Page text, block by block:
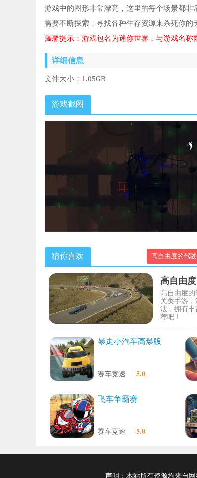
游戏中的图形非常漂亮，这里的每个场景都
需要不断探索，寻找各种生存资源来杀死你的
温馨提示：游戏包名为迷你世界，与游戏名称
详细信息
文件大小： 1.05GB
游戏截图
猜你喜欢 高自由度的驾
高自由
高自由度
关类手游
法，拥有丰
荐吧！
暴走小汽车高爆版
赛车竞速 5.0
飞车争霸赛
赛车竞速 5.0
声明：本站所有资源均来自